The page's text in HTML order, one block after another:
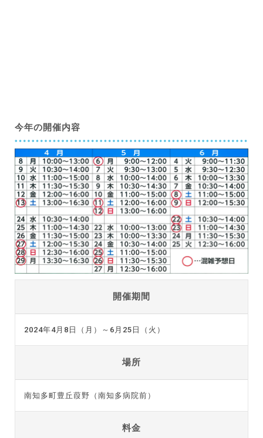
今年の開催内容
開催期間
2024年4月8日（月）～6月25日（火）
場所
南知多町豊丘葭野（南知多病院前）
料金